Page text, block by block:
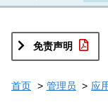
免责声明
首页 管理员 应